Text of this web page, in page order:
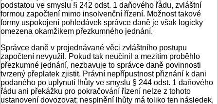
podstatou ve smyslu § 242 odst. 1 daňového řádu, zvláštní
formou započtení mimo insolvenční řízení. Možnost takové
formy uspokojení pohledávek správce daně je však logicky
omezena okamžikem přezkumného jednání.
Správce daně v projednávané věci zvláštního postupu
započtení nevyužil. Pokud tak neučinil a mezitím proběhlo
přezkumné jednání, nezbavuje to správce daně povinnosti
tvrzený přeplatek zjistit. Právní nepřípustnost přiznání k dani
podaného po uplynutí lhůty ve smyslu § 244 odst. 1 daňového
řádu ani překážku pro pokračování řízení nelze z tohoto
ustanovení dovozovat; nesplnění lhůty má toliko ten následek,